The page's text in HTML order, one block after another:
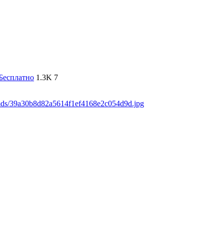
1.3K 7
39a30b8d82a5614f1ef4168e2c054d9d.jpg